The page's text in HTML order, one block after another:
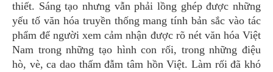
thiết. Sáng tạo nhưng vẫn phải lồng ghép được những
yếu tố văn hóa truyền thống mang tính bản sắc vào tác
phẩm để người xem cảm nhận được rõ nét văn hóa Việt
Nam trong những tạo hình con rối, trong những điệu
hò, vè, ca dao thấm đẫm tâm hồn Việt. Làm rối đã khó